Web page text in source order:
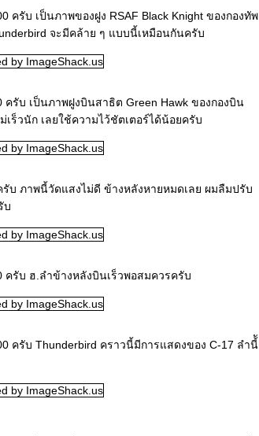
ครับ เป็นภาพของฝูง RSAF Black Knight ของกองทัพ
จะมีคล้าย ๆ แบบนี้เหมือนกันครับ
รับ เป็นภาพฝูงบินสาธิต Green Hawk ของกองบิน
ร็วนัก เลยใช้ความไว้ชัตเตอร์ได้น้อยครับ
บ ภาพนี้วัดแสงไม่ดี ข้างหลังหายหมดเลย ผมลืมปรับ
บ
ครับ ฮ.ลำข้างหลังบินเร็วพอสมควรครับ
ครับ Thunderbird คราวนี้มีการแสดงของ C-17 ลำนี้ั